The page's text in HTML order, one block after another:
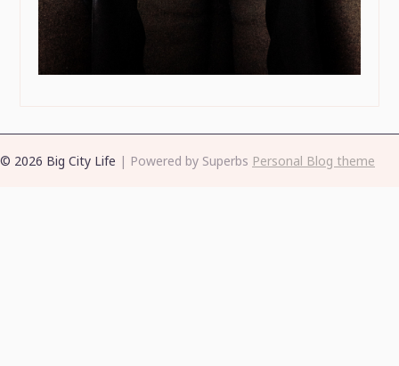
© 2026 Big City Life | Powered by Superbs Personal Blog theme